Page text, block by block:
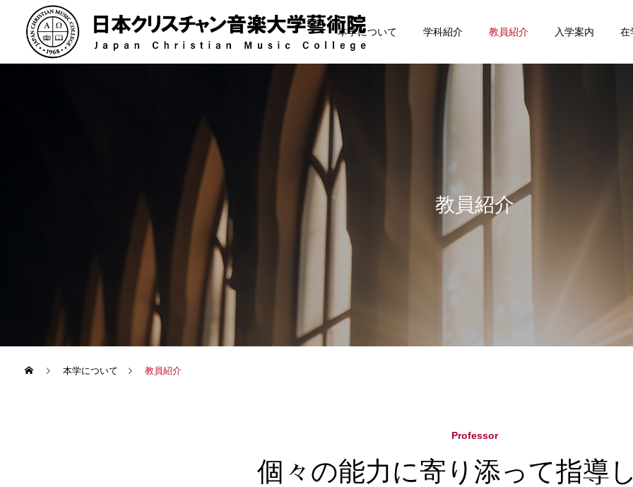
本学について 学科紹介 教員紹介 入学案内 在
オルガン科
教員紹介
本学について 教員紹介
Professor
個々の能力に寄り添って指導